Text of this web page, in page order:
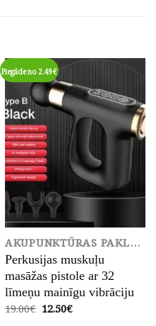
Piegāde no 2.49€
AKUPUNKTŪRAS PAKLĀJS
Perkusijas muskuļu
masāžas pistole ar 32
līmeņu mainīgu vibrāciju
19.00€ Original
price
12.50€Current
price